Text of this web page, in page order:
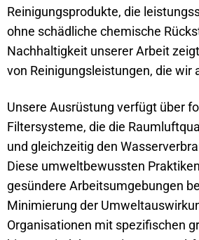
Reinigungsprodukte, die
ohne schädliche chemische
Nachhaltigkeit unserer Arbeit
von Reinigungsleistungen, die wir
Unsere Ausrüstung verfügt über
Filtersysteme, die die
und gleichzeitig den
Diese umweltbewussten
gesündere Arbeitsumgebungen
Minimierung der
Organisationen mit spezifischen